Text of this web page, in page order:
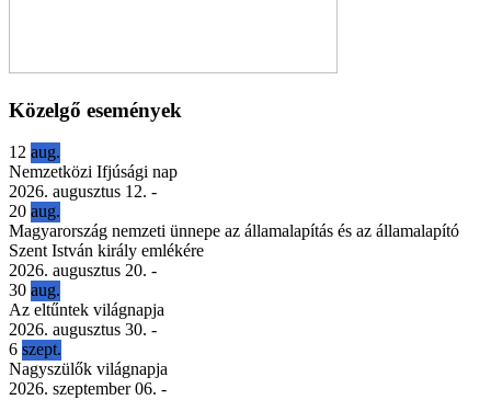
Közelgő események
12 aug.
Nemzetközi Ifjúsági nap
2026. augusztus 12. -
20 aug.
Magyarország nemzeti ünnepe az államalapítás és az államalapító
Szent István király emlékére
2026. augusztus 20. -
30 aug.
Az eltűntek világnapja
2026. augusztus 30. -
6 szept.
Nagyszülők világnapja
2026. szeptember 06. -